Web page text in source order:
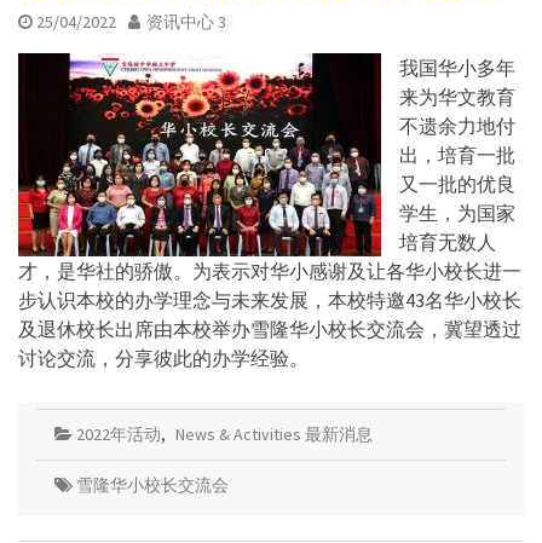
25/04/2022 资讯中心 3
我国华小多年
来为华文教育
不遗余力地付
出，培育一批
又一批的优良
学生，为国家
培育无数人
才，是华社的骄傲。为表示对华小感谢及让各华小校长进一
步认识本校的办学理念与未来发展，本校特邀43名华小校长
及退休校长出席由本校举办雪隆华小校长交流会，冀望透过
讨论交流，分享彼此的办学经验。
2022年活动, News & Activities 最新消息
雪隆华小校长交流会